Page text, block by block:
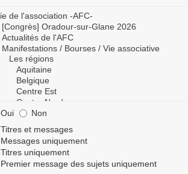
Oui
Non
Titres et messages
Messages uniquement
Titres uniquement
Premier message des sujets uniquement